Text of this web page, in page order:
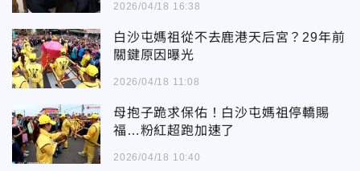
2026/04/18 16:38
白沙屯媽祖從不去鹿港天后宮？29年前
關鍵原因曝光
2026/04/18 11:08
母抱子跪求保佑！白沙屯媽祖停轎賜
福…粉紅超跑加速了
2026/04/18 10:40